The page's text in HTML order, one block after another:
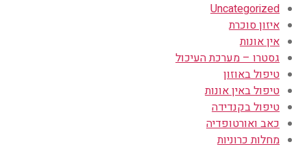
Uncategorized
איזון סוכרת
אין אונות
גסטרו – מערכת העיכול
טיפול באוזון
טיפול באין אונות
טיפול בקנדידה
כאב ואורטופדיה
מחלות כרוניות